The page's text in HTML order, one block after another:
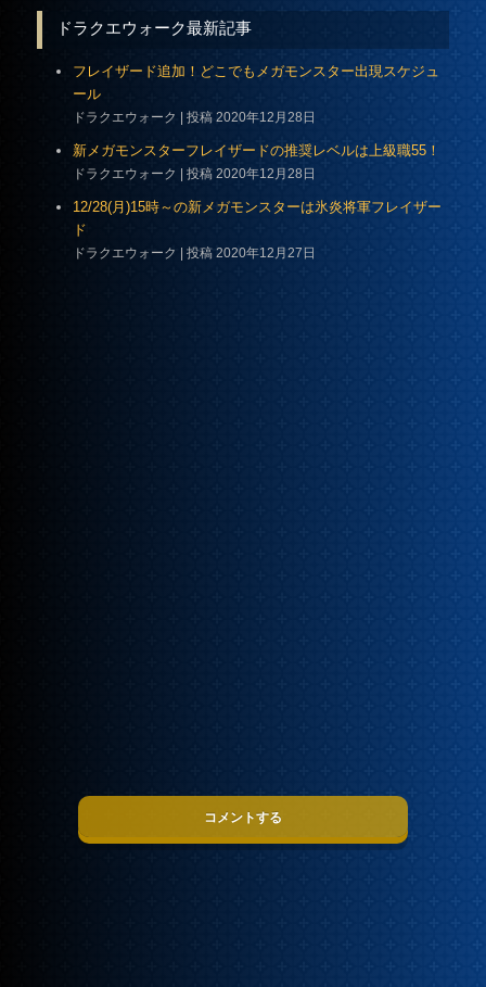
ドラクエウォーク最新記事
フレイザード追加！どこでもメガモンスター出現スケジュ
ール
ドラクエウォーク 投稿 2020年12月28日
新メガモンスターフレイザードの推奨レベルは上級職55！
ドラクエウォーク 投稿 2020年12月28日
12/28(月)15時～の新メガモンスターは氷炎将軍フレイザー
ド
ドラクエウォーク 投稿 2020年12月27日
コメントする